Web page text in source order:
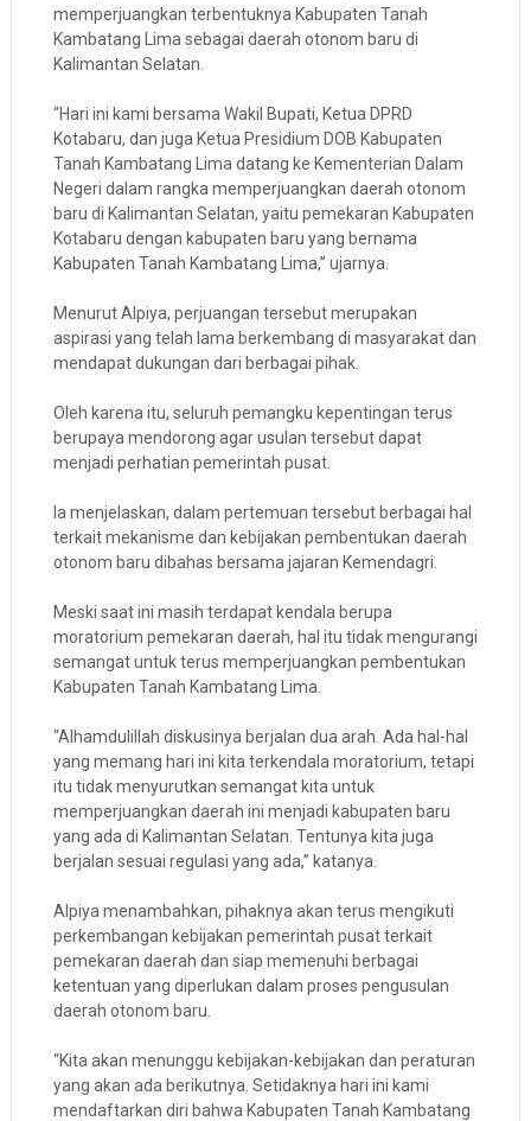
memperjuangkan terbentuknya Kabupaten Tanah
Kambatang Lima sebagai daerah otonom baru di
Kalimantan Selatan.
“Hari ini kami bersama Wakil Bupati, Ketua DPRD
Kotabaru, dan juga Ketua Presidium DOB Kabupaten
Tanah Kambatang Lima datang ke Kementerian Dalam
Negeri dalam rangka memperjuangkan daerah otonom
baru di Kalimantan Selatan, yaitu pemekaran Kabupaten
Kotabaru dengan kabupaten baru yang bernama
Kabupaten Tanah Kambatang Lima,” ujarnya.
Menurut Alpiya, perjuangan tersebut merupakan
aspirasi yang telah lama berkembang di masyarakat dan
mendapat dukungan dari berbagai pihak.
Oleh karena itu, seluruh pemangku kepentingan terus
berupaya mendorong agar usulan tersebut dapat
menjadi perhatian pemerintah pusat.
Ia menjelaskan, dalam pertemuan tersebut berbagai hal
terkait mekanisme dan kebijakan pembentukan daerah
otonom baru dibahas bersama jajaran Kemendagri.
Meski saat ini masih terdapat kendala berupa
moratorium pemekaran daerah, hal itu tidak mengurangi
semangat untuk terus memperjuangkan pembentukan
Kabupaten Tanah Kambatang Lima.
“Alhamdulillah diskusinya berjalan dua arah. Ada hal-hal
yang memang hari ini kita terkendala moratorium, tetapi
itu tidak menyurutkan semangat kita untuk
memperjuangkan daerah ini menjadi kabupaten baru
yang ada di Kalimantan Selatan. Tentunya kita juga
berjalan sesuai regulasi yang ada,” katanya.
Alpiya menambahkan, pihaknya akan terus mengikuti
perkembangan kebijakan pemerintah pusat terkait
pemekaran daerah dan siap memenuhi berbagai
ketentuan yang diperlukan dalam proses pengusulan
daerah otonom baru.
“Kita akan menunggu kebijakan-kebijakan dan peraturan
yang akan ada berikutnya. Setidaknya hari ini kami
mendaftarkan diri bahwa Kabupaten Tanah Kambatang